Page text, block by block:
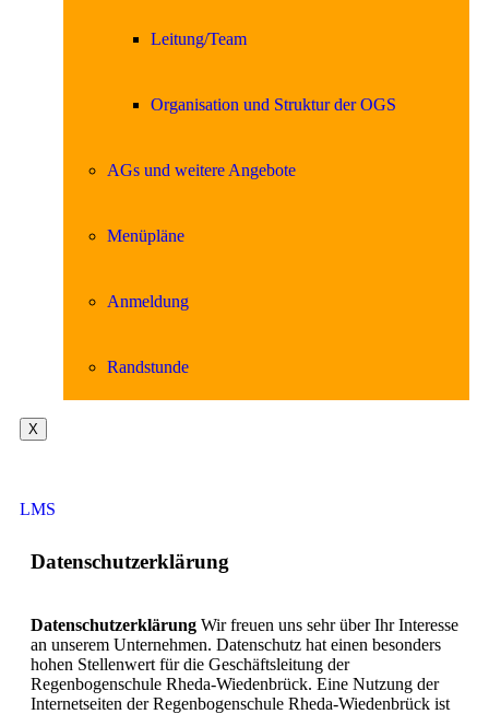
Leitung/Team
Organisation und Struktur der OGS
AGs und weitere Angebote
Menüpläne
Anmeldung
Randstunde
X
LMS
Datenschutzerklärung
Datenschutzerklärung Wir freuen uns sehr über Ihr Interesse
an unserem Unternehmen. Datenschutz hat einen besonders
hohen Stellenwert für die Geschäftsleitung der
Regenbogenschule Rheda-Wiedenbrück. Eine Nutzung der
Internetseiten der Regenbogenschule Rheda-Wiedenbrück ist